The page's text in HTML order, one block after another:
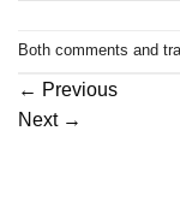
Both comments and
← Previous
Next →